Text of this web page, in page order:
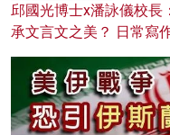
邱國光博士x潘詠儀校長
承文言文之美？ 日常寫